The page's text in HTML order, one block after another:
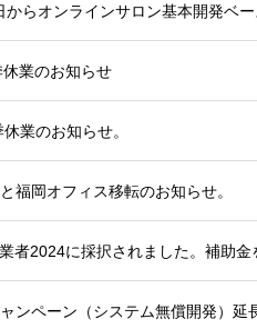
からオンラインサロン基本開発ベ
業のお知らせ
業のお知らせ。
福岡オフィス移転のお知らせ。
者2024に採択されました。補助
ンペーン（システム無償開発）延